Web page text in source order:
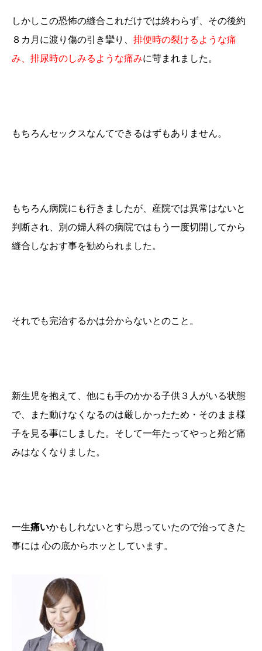
しかしこの恐怖の縫合これだけでは終わらず、その後約
８カ月に渡り傷の引き攣り、 排便時の裂けるような痛
み、排尿時のしみるような痛みに苛まれました。
もちろんセックスなんてできるはずもありません。
もちろん病院にも行きましたが、産院では異常はないと
判断され、別の婦人科の病院ではもう一度切開してから
縫合しなおす事を勧められました。
それでも完治するかは分からないとのこと。
新生児を抱えて、他にも手のかかる子供３人がいる状態
で、また動けなくなるのは厳しかったため・そのまま様
子を見る事にしました。そして一年たってやっと殆ど痛
みはなくなりました。
一生痛いかもしれないとすら思っていたので治ってきた
事には 心の底からホッとしています。